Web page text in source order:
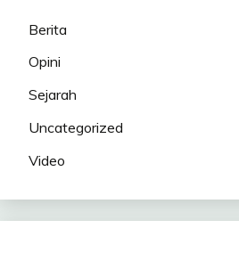
Berita
Opini
Sejarah
Uncategorized
Video